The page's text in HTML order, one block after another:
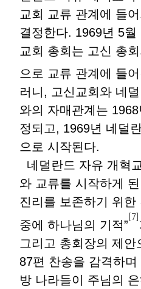
교회 교류 관계에 들
결정한다. 1969년 5
교회 총회는 고신 총
으로 교류 관계에 들
러니, 고신교회와 네
와의 자매관계는
정되고, 1969년 네덜
으로 시작된다.
네덜란드 자유 개혁
와 교류를 시작하게
진리를 보존하기 위
중에 하나님의 기적”
[7]
그리고 총회장의 제안
87편 찬송을 감격하
방 나라들이 주님의